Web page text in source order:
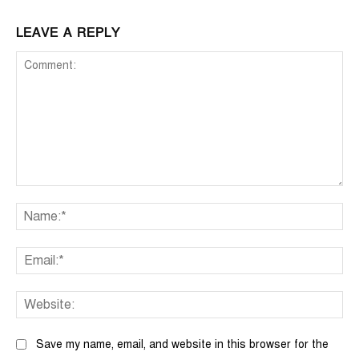
LEAVE A REPLY
Save my name, email, and website in this browser for the